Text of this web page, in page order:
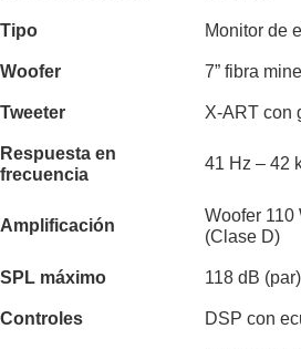
Tipo Monitor de
Woofer 7” fibra
Tweeter X-ART con
Respuesta en
frecuencia
41 Hz – 42
Amplificación
Woofer 110
(Clase D)
SPL máximo 118 dB (par)
Controles DSP con